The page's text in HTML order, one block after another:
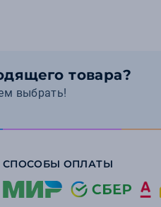
товара?
выбрать!
СПОСОБЫ ОПЛАТЫ